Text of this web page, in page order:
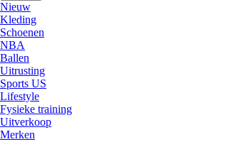
Nieuw
Kleding
Schoenen
NBA
Ballen
Uitrusting
Sports US
Lifestyle
Fysieke training
Uitverkoop
Merken